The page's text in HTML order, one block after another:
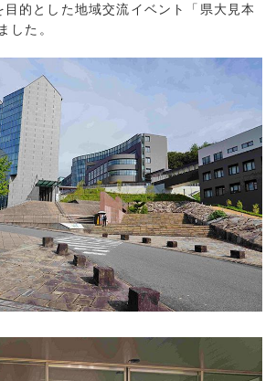
的とした地域交流イベント「県大見本
した。